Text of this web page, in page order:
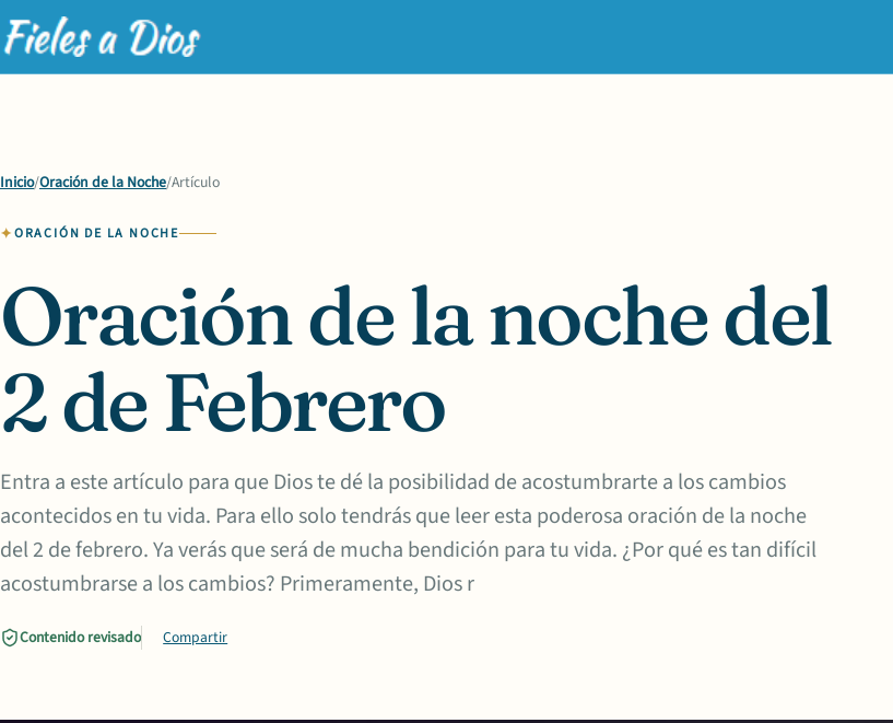
Inicio/Oración de la Noche/Artículo
ORACIÓN DE LA NOCHE
Oración de la noche del
2 de Febrero
Entra a este artículo para que Dios te dé la posibilidad de acostumbrarte a los cambios
acontecidos en tu vida. Para ello solo tendrás que leer esta poderosa oración de la noche
del 2 de febrero. Ya verás que será de mucha bendición para tu vida. ¿Por qué es tan difícil
acostumbrarse a los cambios? Primeramente, Dios r
Contenido revisado Compartir